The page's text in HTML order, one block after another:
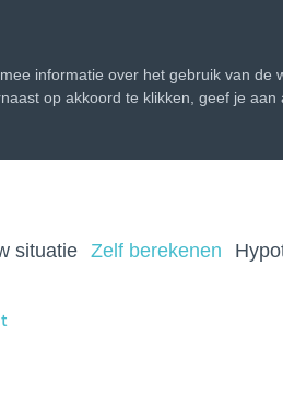
informatie over het gebruik van
op akkoord te klikken, geef je
situatie Zelf berekenen